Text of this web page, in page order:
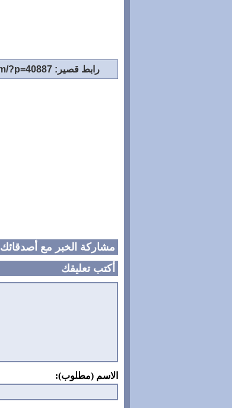
رابط قصير: http://www.tighirtnews.com/?p=40887
مشاركة الخبر مع أصدقائك
أكتب تعليقك
الاسم (مطلوب):